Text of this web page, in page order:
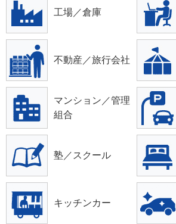
工場／倉庫
不動産／旅行会社
マンション／管理
組合
塾／スクール
キッチンカー